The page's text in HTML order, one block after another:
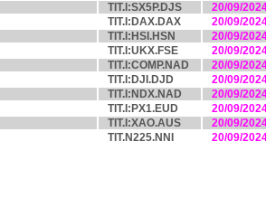
TIT.I:SX5P.DJS
20/09/
TIT.I:DAX.DAX
20/09/
TIT.I:HSI.HSN
20/09/
TIT.I:UKX.FSE
20/09/
TIT.I:COMP.NAD
20/09/
TIT.I:DJI.DJD
20/09/
TIT.I:NDX.NAD
20/09/
TIT.I:PX1.EUD
20/09/
TIT.I:XAO.AUS
20/09/
TIT.N225.NNI 20/09/